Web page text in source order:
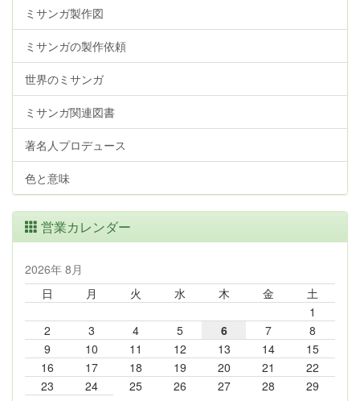
ミサンガ製作図
ミサンガの製作依頼
世界のミサンガ
ミサンガ関連図書
著名人プロデュース
色と意味
営業カレンダー
2026年 8月
日
月 火 水 木 金
土
1
2
3 4 5 6 7
8
9
10 11 12 13 14
15
16
17 18 19 20 21
22
23
24 25 26 27 28
29